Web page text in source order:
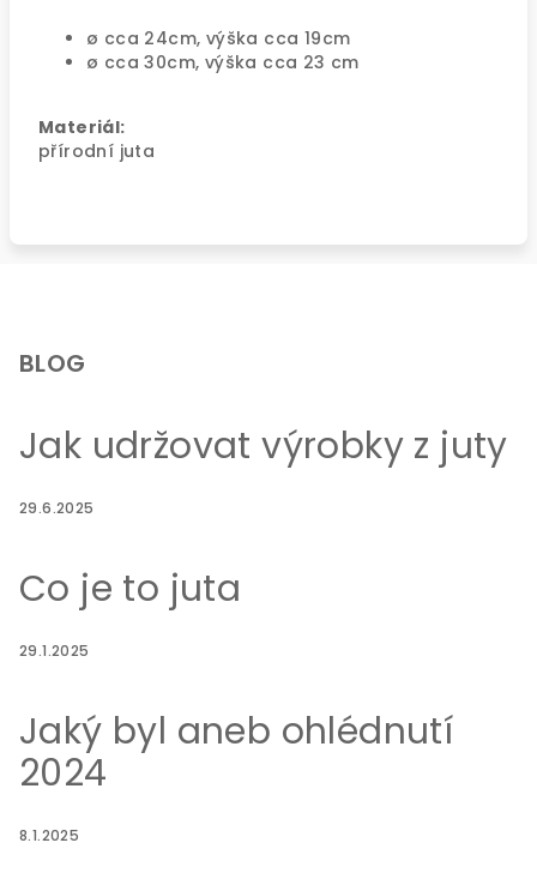
ø cca 24cm, výška cca 19cm
ø cca 30cm, výška cca 23 cm
Materiál:
přírodní juta
BLOG
Jak udržovat výrobky z juty
29.6.2025
Co je to juta
29.1.2025
Jaký byl aneb ohlédnutí
2024
8.1.2025